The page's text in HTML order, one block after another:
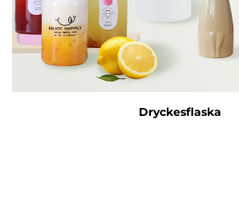
Dryckesflaska